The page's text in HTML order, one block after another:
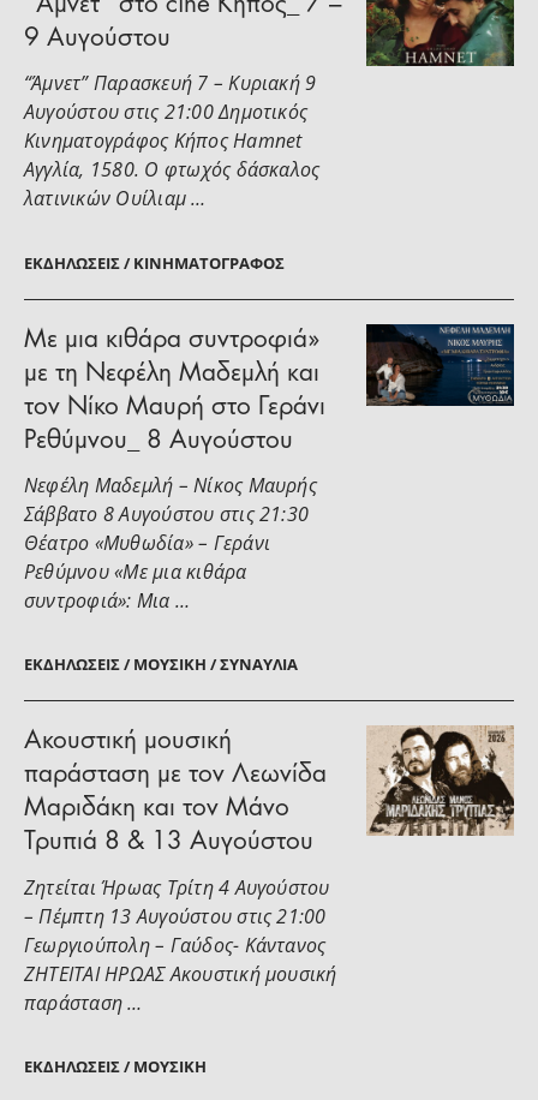
ΕΚΔΗΛΏΣΕΙΣ / ΚΙΝΗΜΑΤΟΓΡΆΦΟΣ
“Άμνετ” στο cine Κήπος_ 7 –
9 Αυγούστου
“Άμνετ” Παρασκευή 7 – Κυριακή 9
Αυγούστου στις 21:00 Δημοτικός
Κινηματογράφος Κήπος Hamnet
Αγγλία, 1580. Ο φτωχός δάσκαλος
λατινικών Ουίλιαμ …
ΕΚΔΗΛΏΣΕΙΣ / ΜΟΥΣΙΚΉ / ΣΥΝΑΥΛΊΑ
Με μια κιθάρα συντροφιά»
με τη Νεφέλη Μαδεμλή και
τον Νίκο Μαυρή στο Γεράνι
Ρεθύμνου_ 8 Αυγούστου
Νεφέλη Μαδεμλή – Νίκος Μαυρής
Σάββατο 8 Αυγούστου στις 21:30
Θέατρο «Μυθωδία» – Γεράνι
Ρεθύμνου «Με μια κιθάρα
συντροφιά»: Μια …
ΕΚΔΗΛΏΣΕΙΣ / ΜΟΥΣΙΚΉ
Ακουστική μουσική
παράσταση με τον Λεωνίδα
Μαριδάκη και τον Μάνο
Τρυπιά 8 & 13 Αυγούστου
Ζητείται Ήρωας Τρίτη 4 Αυγούστου
– Πέμπτη 13 Αυγούστου στις 21:00
Γεωργιούπολη – Γαύδος- Κάντανος
ΖΗΤΕΙΤΑΙ ΗΡΩΑΣ Ακουστική μουσική
παράσταση …